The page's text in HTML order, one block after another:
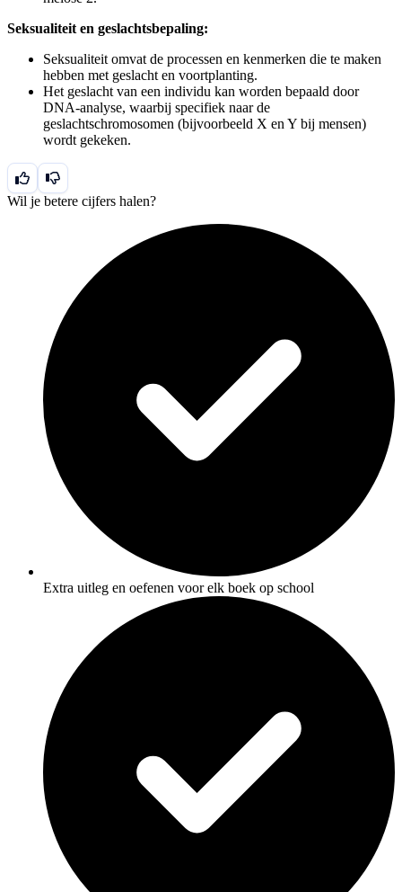
Seksualiteit en geslachtsbepaling:
Seksualiteit omvat de processen en kenmerken die te maken
hebben met geslacht en voortplanting.
Het geslacht van een individu kan worden bepaald door
DNA-analyse, waarbij specifiek naar de
geslachtschromosomen (bijvoorbeeld X en Y bij mensen)
wordt gekeken.
Wil je betere cijfers halen?
Extra uitleg en oefenen voor elk boek op school